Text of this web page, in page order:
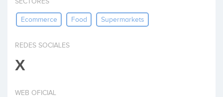
Ecommerce Food Supermarkets
REDES SOCIALES
X
WEB OFICIAL